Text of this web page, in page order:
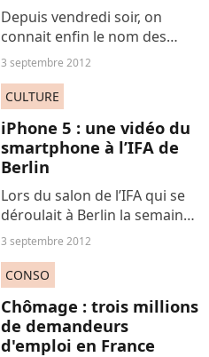
Depuis vendredi soir, on
connait enfin le nom des
finalistes de « Secret Story 6 »
puisque c’est Sacha qui a été
éliminé aux portes de la
grande finale qui se
déroulera en direct la...
3 septembre 2012
CULTURE
iPhone 5 : une vidéo du
smartphone à l’IFA de
Berlin
Lors du salon de l’IFA qui se
déroulait à Berlin la semaine
dernière, une vidéo montrant
l’iPhone 5 a été dévoilée au
public. Pour le moment,
Apple n’a évidemment rien
confirmé au...
3 septembre 2012
CONSO
Chômage : trois millions
de demandeurs
d'emploi en France